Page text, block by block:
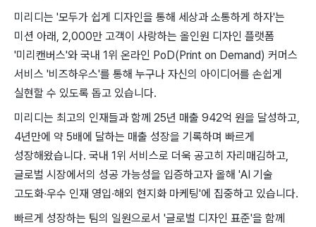
미리디는 '모두가 쉽게 디자인을 통해 세상과 소통하게 하자'는
미션 아래, 2,000만 고객이 사랑하는 올인원 디자인 플랫폼
'미리캔버스'와 국내 1위 온라인 PoD(Print on Demand) 커머스
서비스 '비즈하우스'를 통해 누구나 자신의 아이디어를 손쉽게
실현할 수 있도록 돕고 있습니다.
미리디는 최고의 인재들과 함께 25년 매출 942억 원을 달성하고,
4년만에 약 5배에 달하는 매출 성장을 기록하며 빠르게
성장해왔습니다. 국내 1위 서비스로 더욱 공고히 자리매김하고,
글로벌 시장에서의 성공 가능성을 입증하고자 올해 'AI 기술
고도화·우수 인재 영입·해외 현지화 마케팅'에 집중하고 있습니다.
빠르게 성장하는 팀의 일원으로서 '글로벌 디자인 표준'을 함께